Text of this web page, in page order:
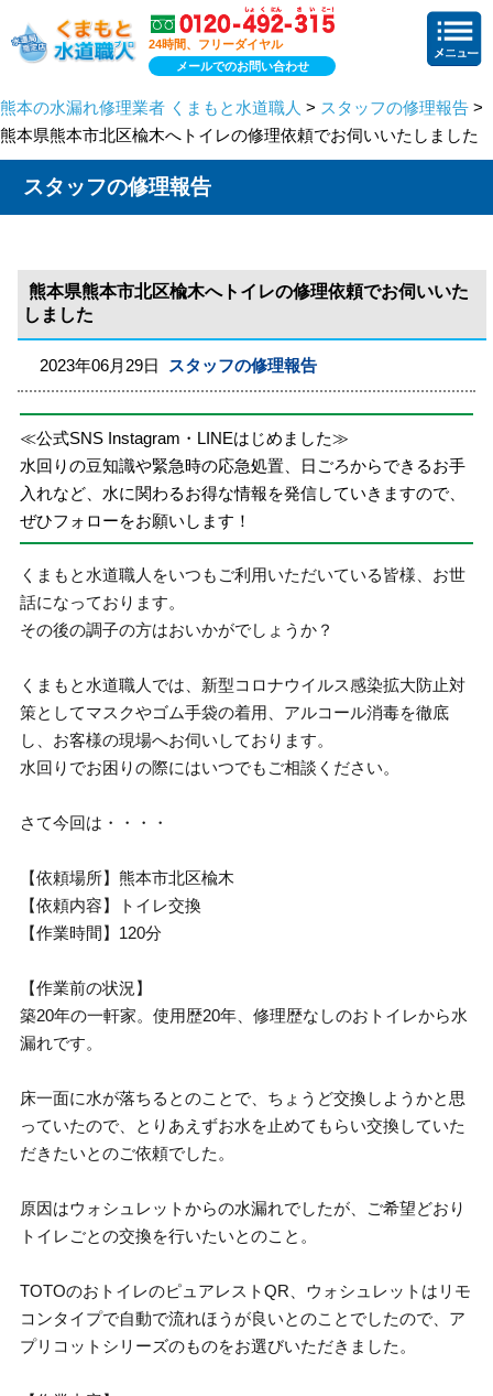
24時間、フリーダイヤル
メールでのお問い合わせ
熊本の水漏れ修理業者 くまもと水道職人 > スタッフの修理報告 >
熊本県熊本市北区楡木へトイレの修理依頼でお伺いいたしました
スタッフの修理報告
熊本県熊本市北区楡木へトイレの修理依頼でお伺いいた
しました
2023年06月29日 スタッフの修理報告
≪公式SNS Instagram・LINEはじめました≫
水回りの豆知識や緊急時の応急処置、日ごろからできるお手
入れなど、水に関わるお得な情報を発信していきますので、
ぜひフォローをお願いします！
くまもと水道職人をいつもご利用いただいている皆様、お世
話になっております。
その後の調子の方はおいかがでしょうか？
くまもと水道職人では、新型コロナウイルス感染拡大防止対
策としてマスクやゴム手袋の着用、アルコール消毒を徹底
し、お客様の現場へお伺いしております。
水回りでお困りの際にはいつでもご相談ください。
さて今回は・・・・
【依頼場所】熊本市北区楡木
【依頼内容】トイレ交換
【作業時間】120分
【作業前の状況】
築20年の一軒家。使用歴20年、修理歴なしのおトイレから水
漏れです。
床一面に水が落ちるとのことで、ちょうど交換しようかと思
っていたので、とりあえずお水を止めてもらい交換していた
だきたいとのご依頼でした。
原因はウォシュレットからの水漏れでしたが、ご希望どおり
トイレごとの交換を行いたいとのこと。
TOTOのおトイレのピュアレストQR、ウォシュレットはリモ
コンタイプで自動で流れほうが良いとのことでしたので、ア
プリコットシリーズのものをお選びいただきました。